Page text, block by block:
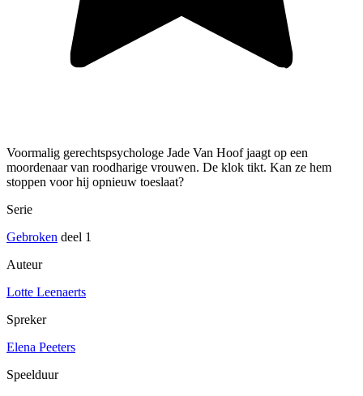
Voormalig gerechtspsychologe Jade Van Hoof jaagt op een
moordenaar van roodharige vrouwen. De klok tikt. Kan ze hem
stoppen voor hij opnieuw toeslaat?
Serie
Gebroken deel 1
Auteur
Lotte Leenaerts
Spreker
Elena Peeters
Speelduur